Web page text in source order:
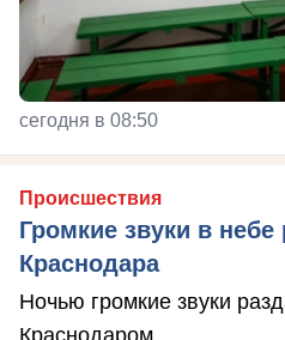
сегодня в 08:50
Происшествия
Громкие звуки в
Краснодара
Ночью громкие звуки
Краснодаром